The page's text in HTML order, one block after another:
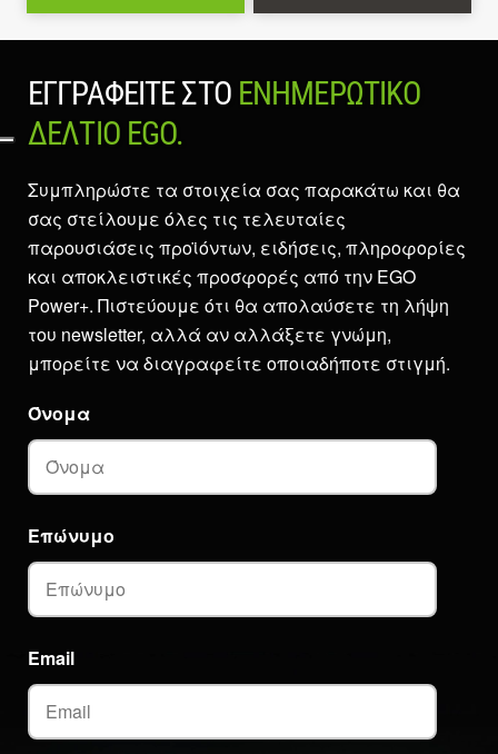
ΕΓΓΡΑΦΕΊΤΕ ΣΤΟ ΕΝΗΜΕΡΩΤΙΚΌ
ΔΕΛΤΊΟ EGO.
Συμπληρώστε τα στοιχεία σας παρακάτω και θα
σας στείλουμε όλες τις τελευταίες
παρουσιάσεις προϊόντων, ειδήσεις, πληροφορίες
και αποκλειστικές προσφορές από την EGO
Power+. Πιστεύουμε ότι θα απολαύσετε τη λήψη
του newsletter, αλλά αν αλλάξετε γνώμη,
μπορείτε να διαγραφείτε οποιαδήποτε στιγμή.
Email
Όνομα
Επώνυμο